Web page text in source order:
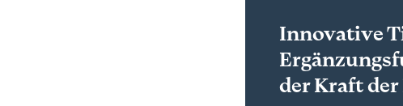
Innovative
der Kraft